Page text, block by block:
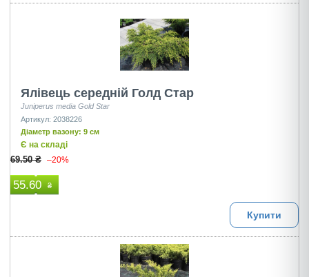
Ялівець середній Голд Стар
Juniperus media Gold Star
Артикул: 2038226
Діаметр вазону: 9 см
Є на складі
69.50 ₴ –20%
55.60 ₴
Купити